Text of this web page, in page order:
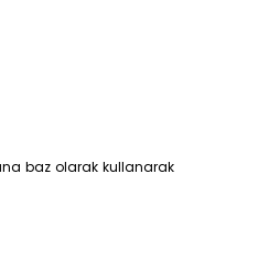
baz olarak kullanarak